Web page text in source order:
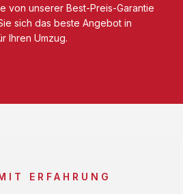
von unserer Best-Preis-Garantie
sich das beste Angebot in
Ihren Umzug.
ERFAHRUNG